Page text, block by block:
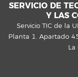
SERVICIO DE
Y LAS
Servicio TIC de la
Planta 1. Apartado
La